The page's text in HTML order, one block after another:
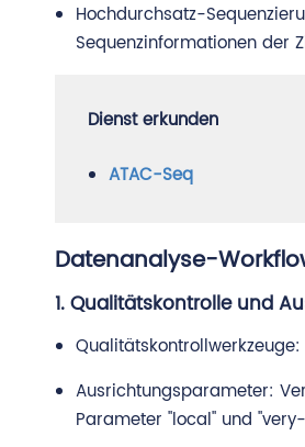
Hochdurchsatz-
Sequenzinformationen der
Dienst erkunden
ATAC-Seq
Datenanalyse-
1. Qualitätskontrolle und
Ausrichtungsparameter:
Parameter "local" und